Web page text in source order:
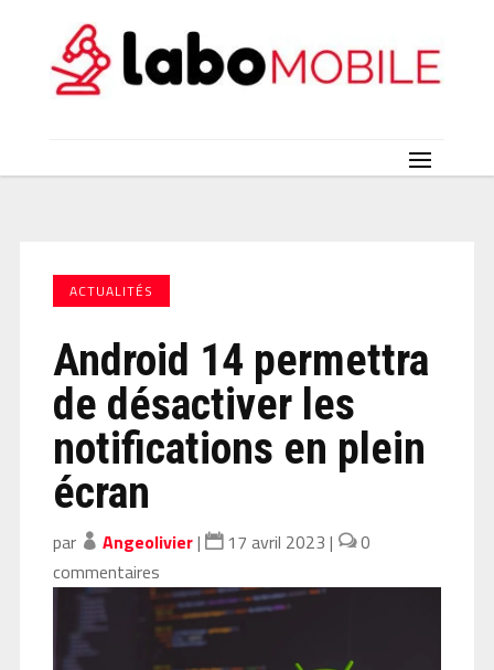
ACTUALITÉS
Android 14 permettra
de désactiver les
notifications en plein
écran
par Angeolivier| 17 avril 2023 |
0
commentaires